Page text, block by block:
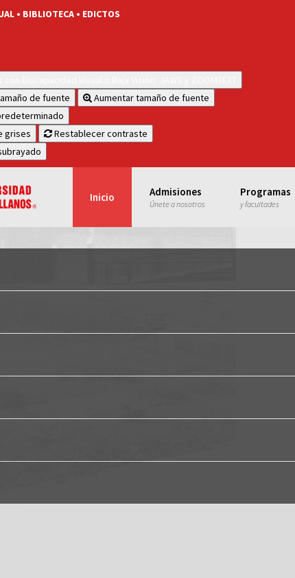
• BIBLIOTECA • EDICTOS
de fuente
Aumentar tamaño de fuente
grises
Restablecer contraste
Inicio Admisiones
Únete a nosotros
Programas
y facultades